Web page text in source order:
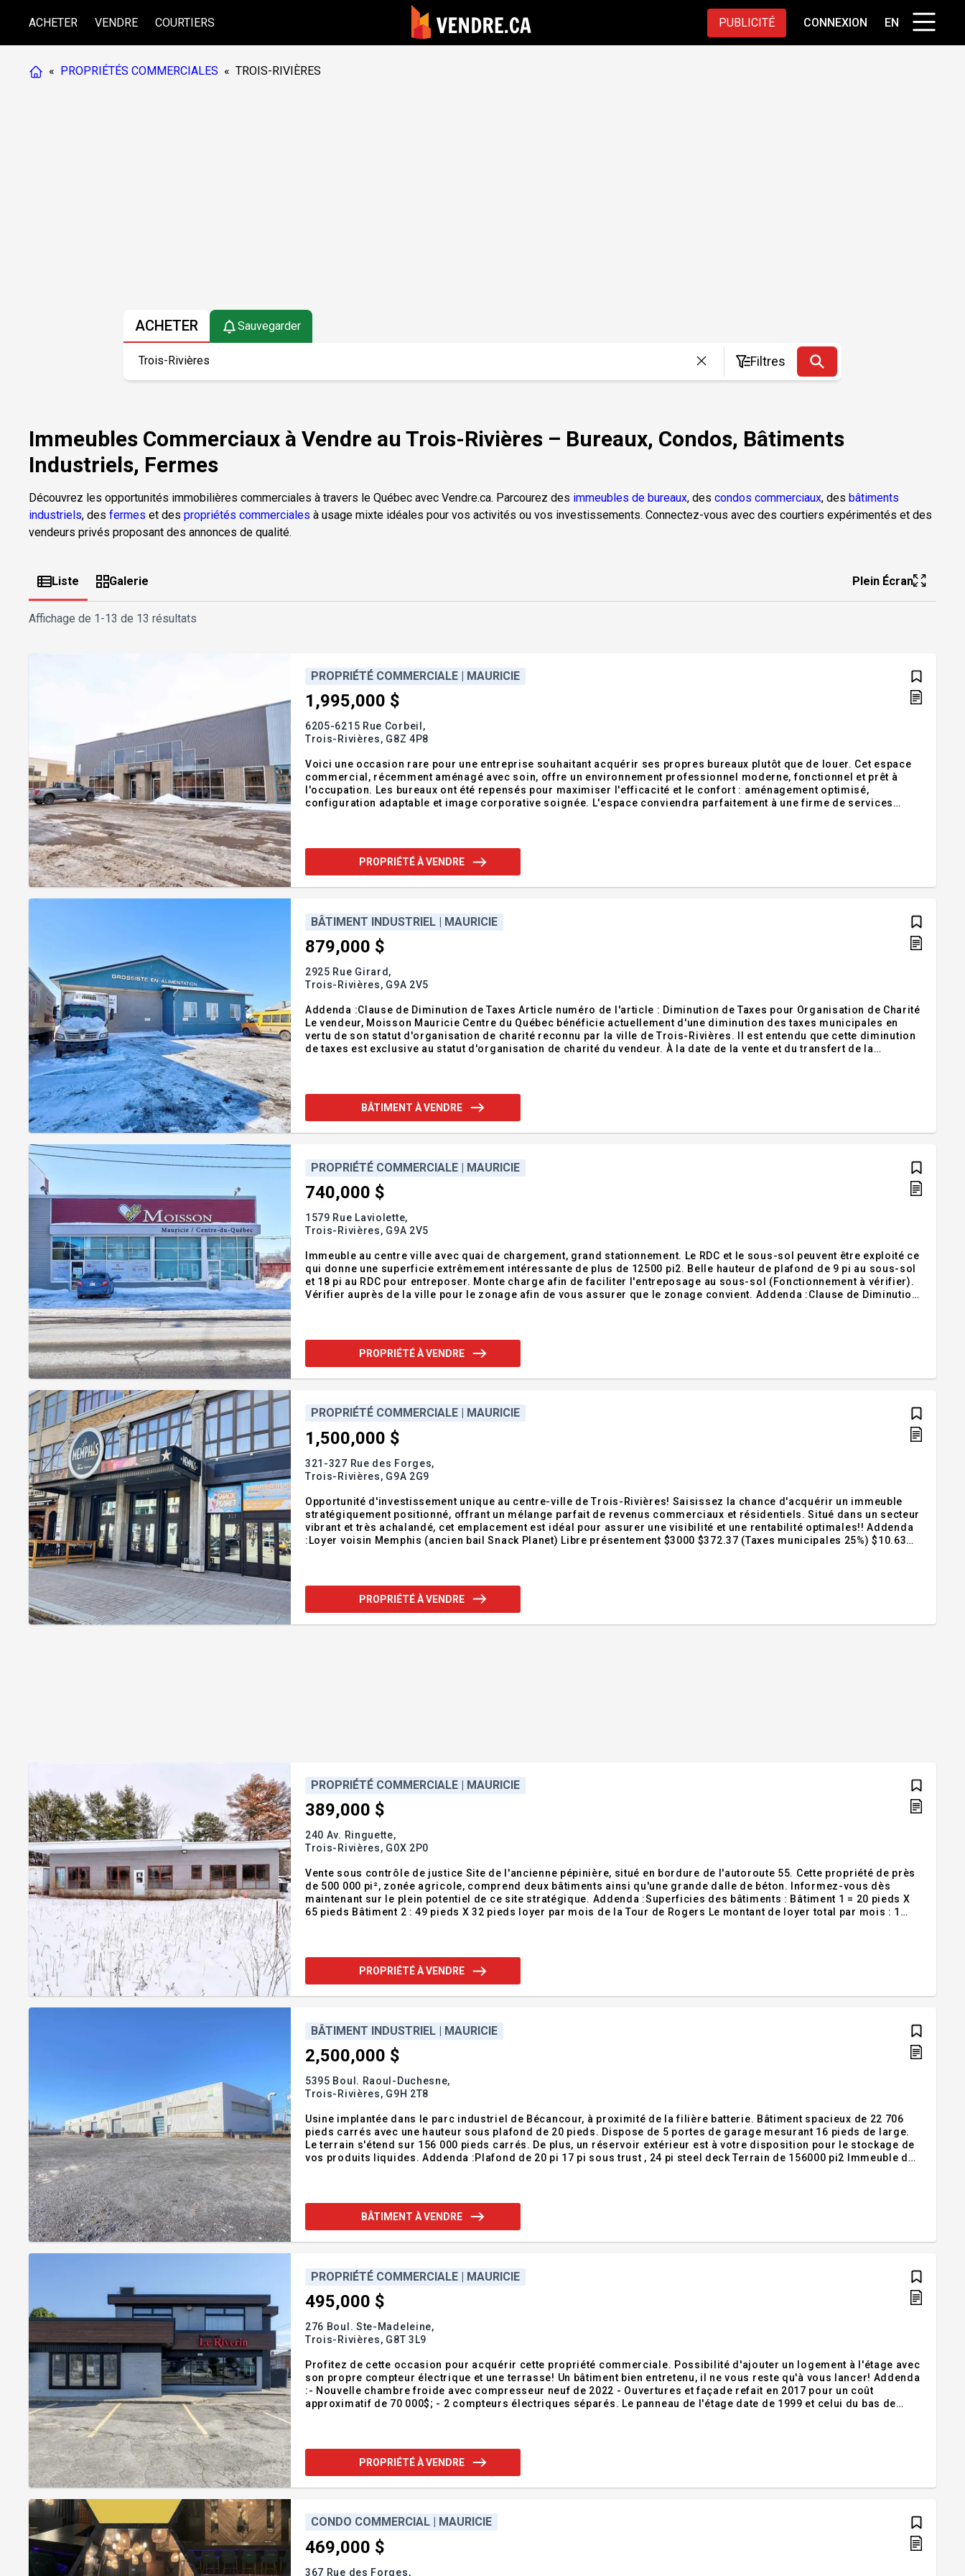
ACHETER VENDRE COURTIERS PUBLICITÉ CONNEXION EN
« PROPRIÉTÉS COMMERCIALES « TROIS-RIVIÈRES
ACHETER Sauvegarder
Filtres
Immeubles Commerciaux à Vendre au Trois-Rivières – Bureaux, Condos, Bâtiments
Industriels, Fermes
Découvrez les opportunités immobilières commerciales à travers le Québec avec Vendre.ca. Parcourez des immeubles de bureaux, des condos commerciaux, des bâtiments
industriels, des fermes et des propriétés commerciales à usage mixte idéales pour vos activités ou vos investissements. Connectez-vous avec des courtiers expérimentés et des
vendeurs privés proposant des annonces de qualité.
Liste Galerie Plein Écran
Affichage de 1-13 de 13 résultats
PROPRIÉTÉ COMMERCIALE | MAURICIE
1,995,000 $
6205-6215 Rue Corbeil,
Trois-Rivières, G8Z 4P8
Voici une occasion rare pour une entreprise souhaitant acquérir ses propres bureaux plutôt que de louer. Cet espace
commercial, récemment aménagé avec soin, offre un environnement professionnel moderne, fonctionnel et prêt à
l'occupation. Les bureaux ont été repensés pour maximiser l'efficacité et le confort : aménagement optimisé,
configuration adaptable et image corporative soignée. L'espace conviendra parfaitement à une firme de services
PROPRIÉTÉ À VENDRE
BÂTIMENT INDUSTRIEL | MAURICIE
879,000 $
2925 Rue Girard,
Trois-Rivières, G9A 2V5
Addenda :Clause de Diminution de Taxes Article numéro de l'article : Diminution de Taxes pour Organisation de Charité
Le vendeur, Moisson Mauricie Centre du Québec bénéficie actuellement d'une diminution des taxes municipales en
vertu de son statut d'organisation de charité reconnu par la ville de Trois-Rivières. Il est entendu que cette diminution
de taxes est exclusive au statut d'organisation de charité du vendeur. À la date de la vente et du transfert de la
BÂTIMENT À VENDRE
PROPRIÉTÉ COMMERCIALE | MAURICIE
740,000 $
1579 Rue Laviolette,
Trois-Rivières, G9A 2V5
Immeuble au centre ville avec quai de chargement, grand stationnement. Le RDC et le sous-sol peuvent être exploité ce
qui donne une superficie extrêmement intéressante de plus de 12500 pi2. Belle hauteur de plafond de 9 pi au sous-sol
et 18 pi au RDC pour entreposer. Monte charge afin de faciliter l'entreposage au sous-sol (Fonctionnement à vérifier).
Vérifier auprès de la ville pour le zonage afin de vous assurer que le zonage convient. Addenda :Clause de Diminution
PROPRIÉTÉ À VENDRE
PROPRIÉTÉ COMMERCIALE | MAURICIE
1,500,000 $
321-327 Rue des Forges,
Trois-Rivières, G9A 2G9
Opportunité d'investissement unique au centre-ville de Trois-Rivières! Saisissez la chance d'acquérir un immeuble
stratégiquement positionné, offrant un mélange parfait de revenus commerciaux et résidentiels. Situé dans un secteur
vibrant et très achalandé, cet emplacement est idéal pour assurer une visibilité et une rentabilité optimales!! Addenda
:Loyer voisin Memphis (ancien bail Snack Planet) Libre présentement $3000 $372.37 (Taxes municipales 25%) $10.63
PROPRIÉTÉ À VENDRE
PROPRIÉTÉ COMMERCIALE | MAURICIE
389,000 $
240 Av. Ringuette,
Trois-Rivières, G0X 2P0
Vente sous contrôle de justice Site de l'ancienne pépinière, situé en bordure de l'autoroute 55. Cette propriété de près
de 500 000 pi², zonée agricole, comprend deux bâtiments ainsi qu'une grande dalle de béton. Informez-vous dès
maintenant sur le plein potentiel de ce site stratégique. Addenda :Superficies des bâtiments : Bâtiment 1 = 20 pieds X
65 pieds Bâtiment 2 : 49 pieds X 32 pieds loyer par mois de la Tour de Rogers Le montant de loyer total par mois : 1
PROPRIÉTÉ À VENDRE
BÂTIMENT INDUSTRIEL | MAURICIE
2,500,000 $
5395 Boul. Raoul-Duchesne,
Trois-Rivières, G9H 2T8
Usine implantée dans le parc industriel de Bécancour, à proximité de la filière batterie. Bâtiment spacieux de 22 706
pieds carrés avec une hauteur sous plafond de 20 pieds. Dispose de 5 portes de garage mesurant 16 pieds de large.
Le terrain s'étend sur 156 000 pieds carrés. De plus, un réservoir extérieur est à votre disposition pour le stockage de
vos produits liquides. Addenda :Plafond de 20 pi 17 pi sous trust , 24 pi steel deck Terrain de 156000 pi2 Immeuble de
BÂTIMENT À VENDRE
PROPRIÉTÉ COMMERCIALE | MAURICIE
495,000 $
276 Boul. Ste-Madeleine,
Trois-Rivières, G8T 3L9
Profitez de cette occasion pour acquérir cette propriété commerciale. Possibilité d'ajouter un logement à l'étage avec
son propre compteur électrique et une terrasse! Un bâtiment bien entretenu, il ne vous reste qu'à vous lancer! Addenda
:- Nouvelle chambre froide avec compresseur neuf de 2022 - Ouvertures et façade refait en 2017 pour un coût
approximatif de 70 000$; - 2 compteurs électriques séparés. Le panneau de l'étage date de 1999 et celui du bas de
PROPRIÉTÉ À VENDRE
CONDO COMMERCIAL | MAURICIE
469,000 $
367 Rue des Forges,